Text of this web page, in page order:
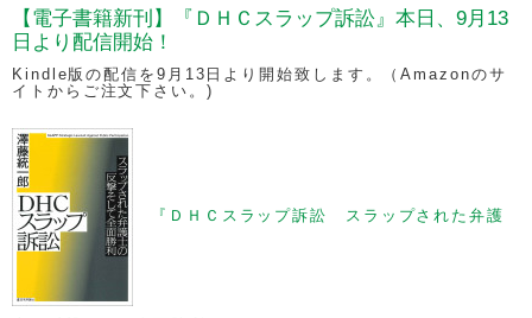
【電子書籍新刊】『ＤＨＣスラップ訴訟』本日、9月13
日より配信開始！
Kindle版の配信を9月13日より開始致します。（Amazonのサ
イトからご注文下さい。)
『ＤＨＣスラップ訴訟 スラップされた弁護